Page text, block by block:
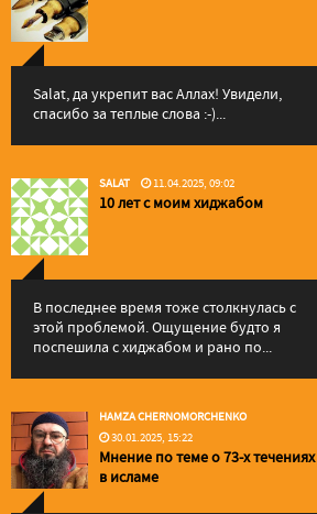
Salat, да укрепит вас Аллаx! Увидели,
спасибо за теплые слова :-)...
SALAT 11.04.2025, 09:02
10 лет с моим хиджабом
В последнее время тоже столкнулась с
этой проблемой. Ощущение будто я
поспешила с хиджабом и рано по...
HAMZA CHERNOMORCHENKO
30.01.2025, 15:22
Мнение по теме о 73-х течениях
в исламе